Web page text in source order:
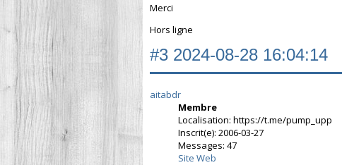
Merci
Hors ligne
#3 2024-08-28 16:04:14
aitabdr
Membre
Localisation: https://t.me/pump_upp
Inscrit(e): 2006-03-27
Messages: 47
Site Web